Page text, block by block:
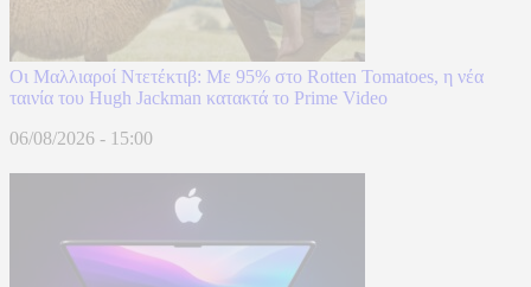
Οι Μαλλιαροί Ντετέκτιβ: Με 95% στο Rotten Tomatoes, η νέα
ταινία του Hugh Jackman κατακτά το Prime Video
06/08/2026 - 15:00